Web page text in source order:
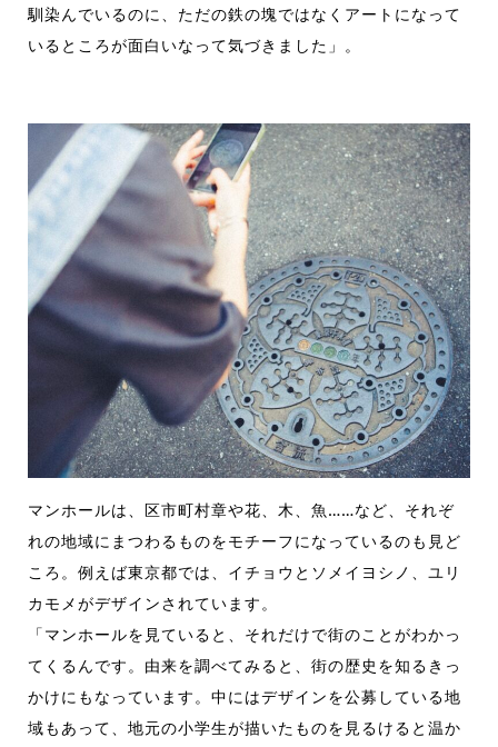
馴染んでいるのに、ただの鉄の塊ではなくアートになって
いるところが面白いなって気づきました」。
マンホールは、区市町村章や花、木、魚 ……など、それぞ
れの地域にまつわるものをモチーフになっているのも見ど
ころ。例えば東京都では、イチョウとソメイヨシノ、ユリ
カモメがデザインされています。
「マンホールを見ていると、それだけで街のことがわかっ
てくるんです。由来を調べてみると、街の歴史を知るきっ
かけにもなっています。中にはデザインを公募している地
域もあって、地元の小学生が描いたものを見るけると温か